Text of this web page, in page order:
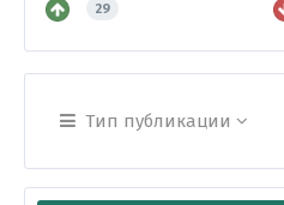
29
Тип публикации